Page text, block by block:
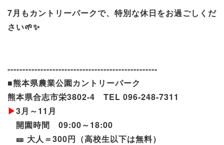
7月もカントリーパークで、特別な休日をお過ごしくだ
さい🌱✨
--------------------------------------------------
■熊本県農業公園カントリーパーク
熊本県合志市栄3802-4 TEL 096-248-7311
▶︎3月～11月
開園時間 09:00～18:00
🎫 大人＝300円（高校生以下は無料）